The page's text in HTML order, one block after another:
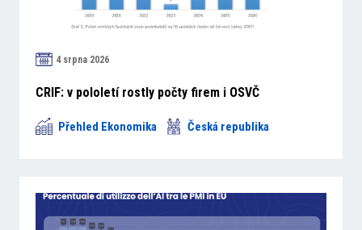
4 srpna 2026
CRIF: v pololetí rostly počty firem i OSVČ
Přehled Ekonomika Česká republika